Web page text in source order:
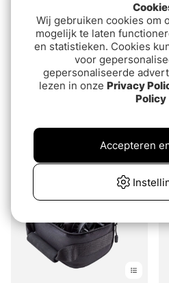
€26.90
Uitverkocht
Wij gebruiken cookies om
mogelijk te laten
en statistieken. Cookies
voor
gepersonaliseerde
lezen in onze Privacy
Policy
Accepteren